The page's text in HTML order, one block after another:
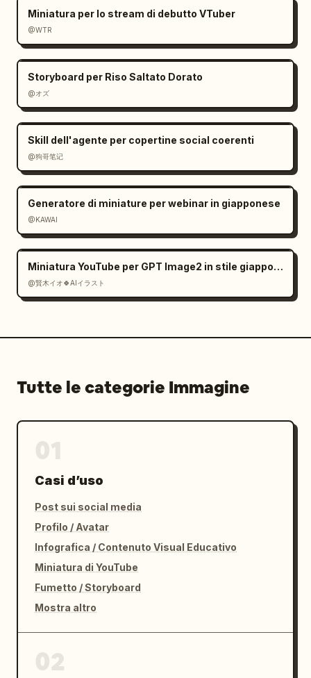
Miniatura per lo stream di debutto VTuber
@WTR
Storyboard per Riso Saltato Dorato
@オズ
Skill dell'agente per copertine social coerenti
@狗哥笔记
Generatore di miniature per webinar in giapponese
@KAWAI
Miniatura YouTube per GPT Image2 in stile giapponese
@賢木イオ🍀AIイラスト
Tutte le categorie Immagine
Casi d’uso
Post sui social media
Profilo / Avatar
Infografica / Contenuto Visual Educativo
Miniatura di YouTube
Fumetto / Storyboard
Mostra altro